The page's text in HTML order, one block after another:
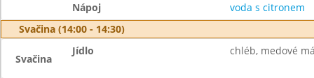
Nápoj
voda s citronem
Svačina (14:00 - 14:30)
Svačina
Jídlo chléb, medové